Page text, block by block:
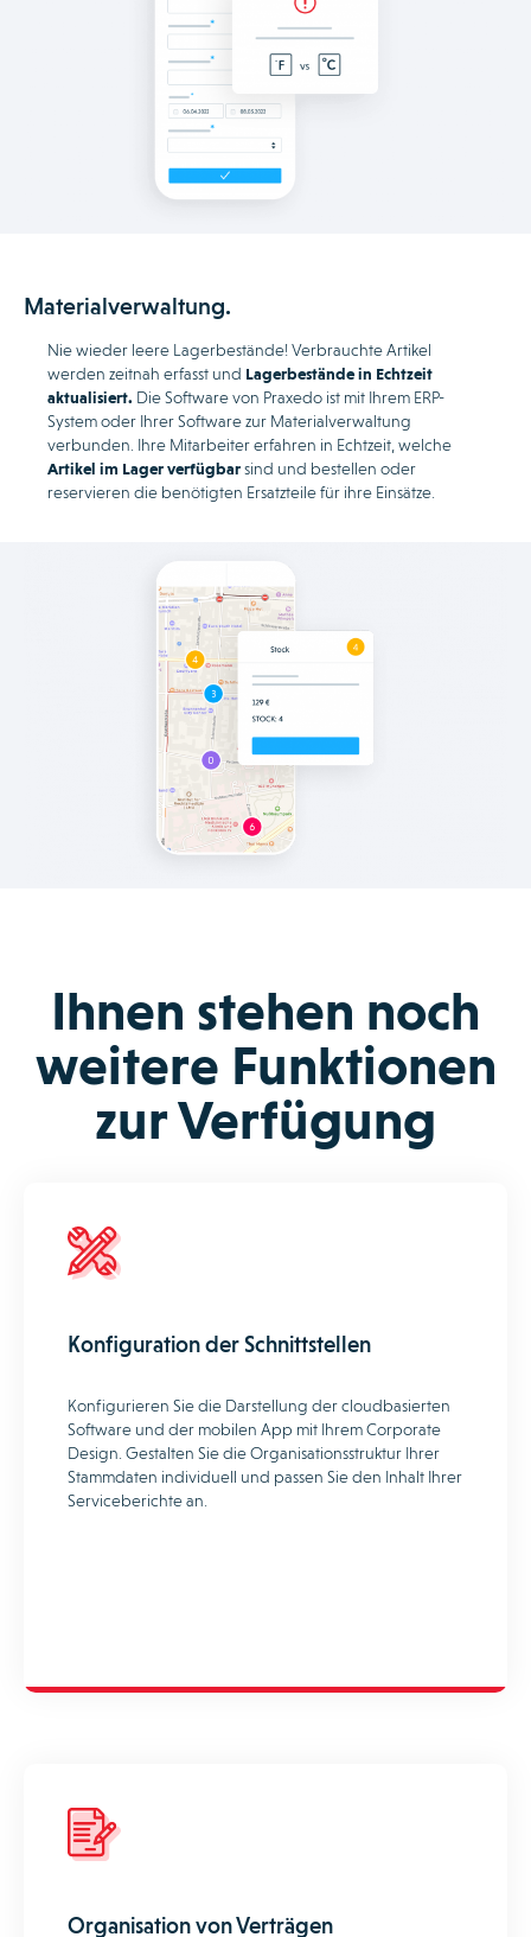
Materialverwaltung.
Nie wieder leere Lagerbestände! Verbrauchte Artikel
werden zeitnah erfasst und Lagerbestände in Echtzeit
aktualisiert. Die Software von Praxedo ist mit Ihrem ERP-
System oder Ihrer Software zur Materialverwaltung
verbunden. Ihre Mitarbeiter erfahren in Echtzeit, welche
Artikel im Lager verfügbarsind und bestellen oder
reservieren die benötigten Ersatzteile für ihre Einsätze.
Ihnen stehen noch
weitere Funktionen
zur Verfügung
Konfiguration der Schnittstellen
Konfigurieren Sie die Darstellung der cloudbasierten
Software und der mobilen App mit Ihrem Corporate
Design. Gestalten Sie die Organisationsstruktur Ihrer
Stammdaten individuell und passen Sie den Inhalt Ihrer
Serviceberichte an.
Organisation von Verträgen